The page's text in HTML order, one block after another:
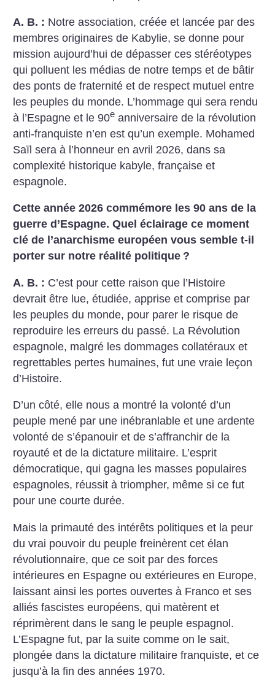
A. B. : Notre asso­ciation, créée et lancée par des
membres originaires de Kabylie, se donne pour
mission aujourd’hui de dépasser ces stéréotypes
qui polluent les médias de notre temps et de bâtir
des ponts de fraternité et de respect mutuel entre
les peuples du monde. L’hommage qui sera rendu
à l’Espagne et le 90e anniversaire de la révolution
anti-franquiste n’en est qu’un exemple. Mohamed
Saïl sera à l’honneur en avril 2026, dans sa
complexité historique kabyle, française et
espagnole.
Cette année 2026 commémore les 90 ans de la
guerre d’Espagne. Quel éclairage ce moment
clé de l’anarchisme européen vous semble t-il
porter sur notre réalité politique ?
A. B. : C’est pour cette raison que l’Histoire
devrait être lue, étudiée, apprise et comprise par
les peuples du monde, pour parer le risque de
reproduire les erreurs du passé. La Révolution
espagnole, malgré les dommages collatéraux et
regrettables pertes humaines, fut une vraie leçon
d’Histoire.
D’un côté, elle nous a montré la volonté d’un
peuple mené par une inébranlable et une ardente
volonté de s’épanouir et de s’affranchir de la
royauté et de la dictature militaire. L’esprit
démocratique, qui gagna les masses populaires
espagnoles, réussit à triompher, même si ce fut
pour une courte durée.
Mais la primauté des intérêts politiques et la peur
du vrai pouvoir du peuple freinèrent cet élan
révolutionnaire, que ce soit par des forces
intérieures en Espagne ou extérieures en Europe,
laissant ainsi les portes ouvertes à Franco et ses
alliés fascistes européens, qui matèrent et
réprimèrent dans le sang le peuple espagnol.
L’Espagne fut, par la suite comme on le sait,
plongée dans la dictature militaire franquiste, et ce
jusqu’à la fin des années 1970.